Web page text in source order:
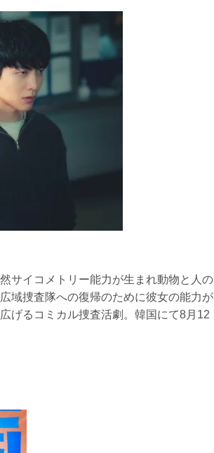
サイコメトリー能力が生まれ動物と人の
域捜査隊への復帰のために彼女の能力が
げるコミカル捜査活劇。韓国にて8月12